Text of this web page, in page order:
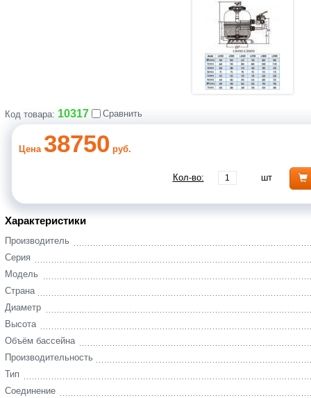
Код товара: 10317 Сравнить
Цена 38750 руб.
Кол-во: шт
Характеристики
Производитель
Серия
Модель
Страна
Диаметр
Высота
Объём бассейна
Производительность
Тип
Соединение